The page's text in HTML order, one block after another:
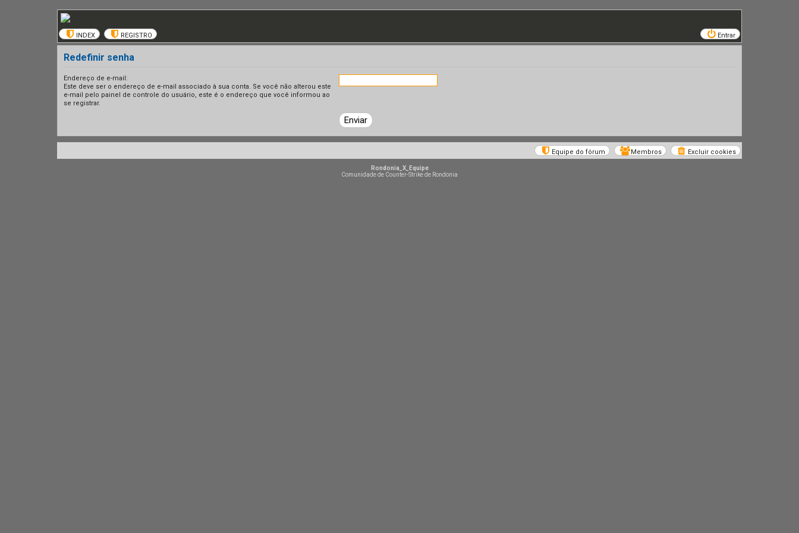
INDEX REGISTRO Entrar
Redefinir senha
Endereço de e-mail:
Este deve ser o endereço de e-mail associado à sua conta. Se você não alterou este
e-mail pelo painel de controle do usuário, este é o endereço que você informou ao
se registrar.
Excluir cookies
Membros
Equipe do fórum
Rondonia_X_Equipe
Comunidade de Counter-Strike de Rondonia